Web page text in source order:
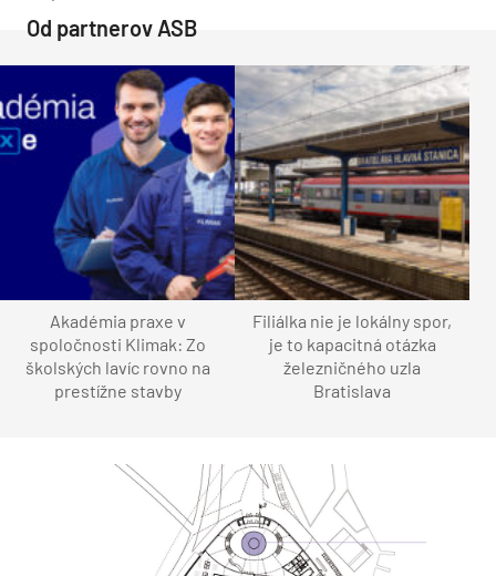
Od partnerov ASB
Akadémia praxe v
spoločnosti Klimak: Zo
školských lavíc rovno na
prestížne stavby
Filiálka nie je lokálny spor,
je to kapacitná otázka
železničného uzla
Bratislava